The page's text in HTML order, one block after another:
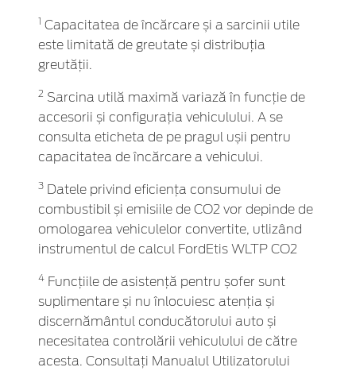
1 Capacitatea de încărcare și a sarcinii utile
este limitată de greutate și distribuția
greutății.
2 Sarcina utilă maximă variază în funcție de
accesorii și configurația vehiculului. A se
consulta eticheta de pe pragul ușii pentru
capacitatea de încărcare a vehicului.
3
Datele privind eficiența consumului de
combustibil și emisiile de CO2 vor depinde de
omologarea vehiculelor convertite, utlizând
instrumentul de calcul FordEtis WLTP CO2
4 Funcțiile de asistență pentru șofer sunt
suplimentare și nu înlocuiesc atenția și
discernământul conducătorului auto și
necesitatea controlării vehiculului de către
acesta. Consultați Manualul Utilizatorului